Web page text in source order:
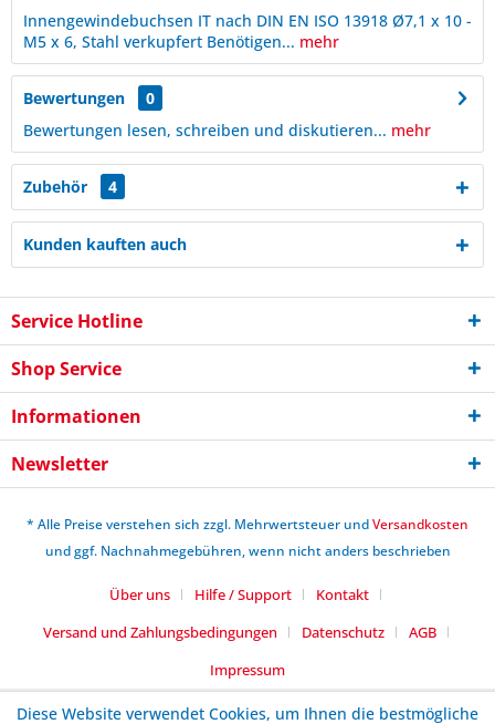
Innengewindebuchsen IT nach DIN EN ISO 13918 Ø7,1 x 10 -
M5 x 6, Stahl verkupfert Benötigen... mehr
Bewertungen
0
Bewertungen lesen, schreiben und diskutieren... mehr
Zubehör 4
Kunden kauften auch
Service Hotline
Shop Service
Informationen
Newsletter
* Alle Preise verstehen sich zzgl. Mehrwertsteuer undVersandkosten
und ggf. Nachnahmegebühren, wenn nicht anders beschrieben
Über uns Hilfe / Support
Kontakt
Versand und Zahlungsbedingungen
Datenschutz
AGB
Impressum
Diese Website verwendet Cookies, um Ihnen die bestmögliche